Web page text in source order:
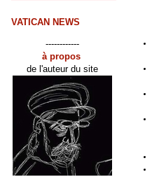
VATICAN NEWS
------------
à propos
de l'auteur du site